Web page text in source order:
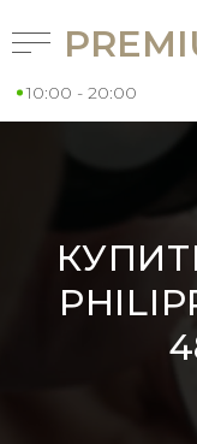
10:00 - 20:00